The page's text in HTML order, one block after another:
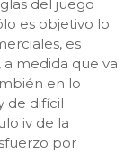
del juego
es objetivo lo
es
a medida que va
en lo
de difícil
iv de la
por